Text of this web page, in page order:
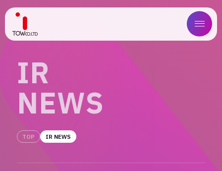
ABOUT US
WORKS
COMPANY
IR
NEWS
TOP IR NEWS